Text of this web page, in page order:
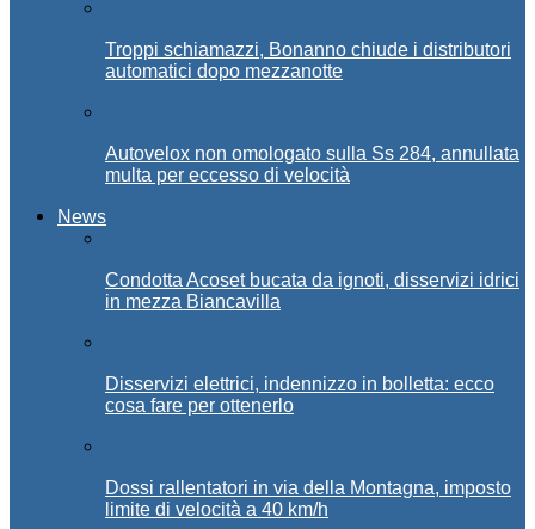
Troppi schiamazzi, Bonanno chiude i distributori
automatici dopo mezzanotte
Autovelox non omologato sulla Ss 284, annullata
multa per eccesso di velocità
News
Condotta Acoset bucata da ignoti, disservizi idrici
in mezza Biancavilla
Disservizi elettrici, indennizzo in bolletta: ecco
cosa fare per ottenerlo
Dossi rallentatori in via della Montagna, imposto
limite di velocità a 40 km/h